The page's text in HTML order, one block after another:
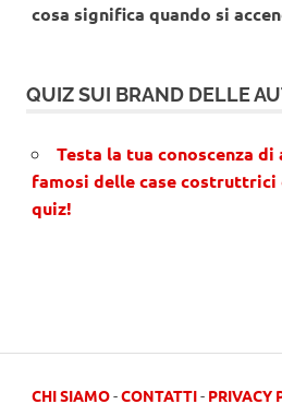
cosa significa quando si
QUIZ SUI BRAND DELLE
Testa la tua conoscenza
famosi delle case
quiz!
CHI SIAMO-CONTATTI- PRIVACY